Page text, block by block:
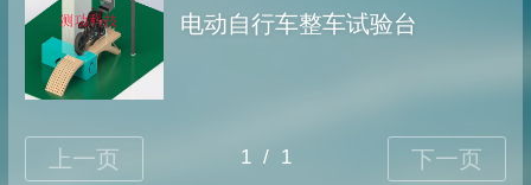
电动自行车整车试验台